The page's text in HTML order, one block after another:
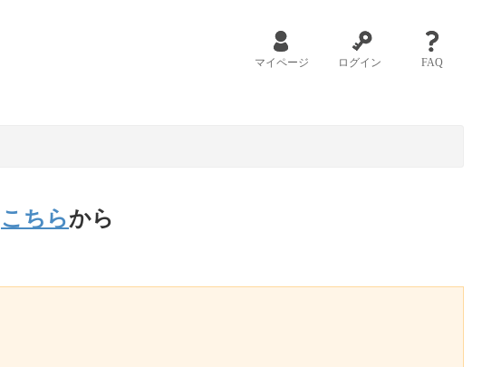
マイページ ログイン FAQ
こちらから